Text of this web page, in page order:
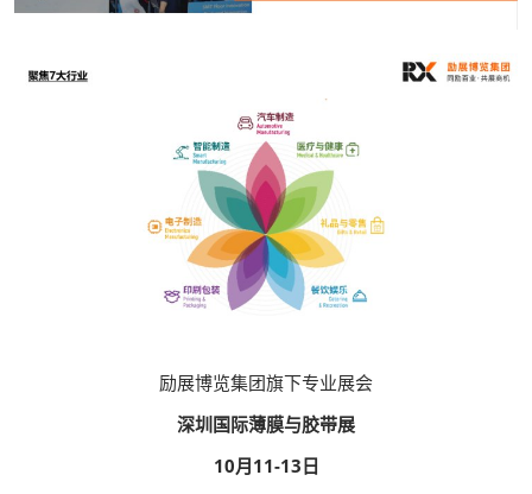
励展博览集团旗下专业展会
深圳国际薄膜与胶带展
10月11-13日